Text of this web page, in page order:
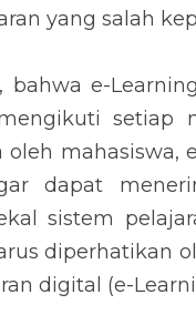
yang salah
bahwa e-
setiap
mahasiswa,
dapat
sistem
diperhatikan
digital (e-